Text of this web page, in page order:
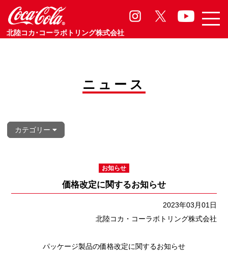
北陸コカ･コーラボトリング株式会社
お知らせ Information
ニュース
カテゴリー
お知らせ
価格改定に関するお知らせ
2023年03月01日
北陸コカ・コーラボトリング株式会社
パッケージ製品の価格改定に関するお知らせ